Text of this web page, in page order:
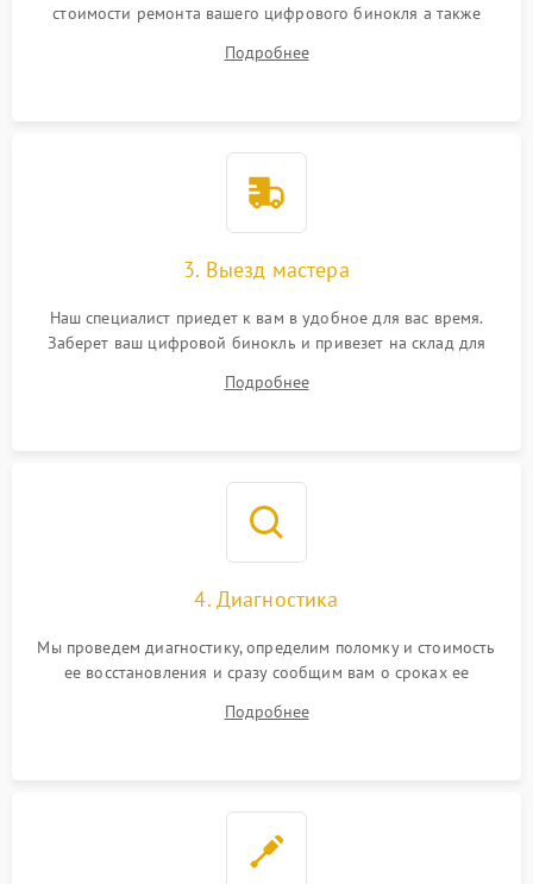
стоимости ремонта вашего цифрового бинокля а также
Подробнее
3. Выезд мастера
Наш специалист приедет к вам в удобное для вас время.
Заберет ваш цифровой бинокль и привезет на склад для
Подробнее
4. Диагностика
Мы проведем диагностику, определим поломку и стоимость
ее восстановления и сразу сообщим вам о сроках ее
Подробнее